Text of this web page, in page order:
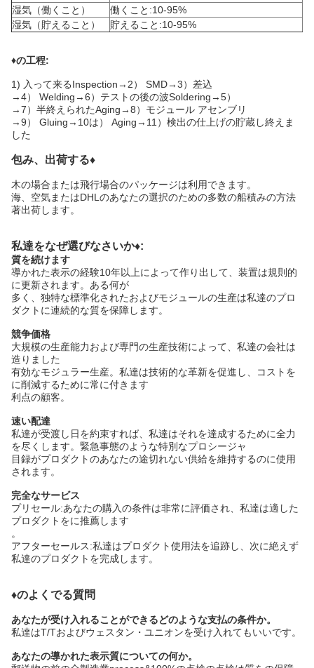
湿気（働くこと）
働くこと:10-95%
湿気（貯えること）
貯えること:10-95%
♦の工程:
1) 入って来るInspection→2） SMD→3）差込
→4） Welding→6）テストの後の波Soldering→5）
→7）半終えられたAging→8）モジュール アセンブリ
→9） Gluing→10は） Aging→11）検出の仕上げの貯蔵し終えま
した
包み、出荷する♦
木の場合または飛行場合のパッケージは利用できます。
海、空気またはDHLのあなたの選択のための多数の船積みの方法
著出荷します。
私達をなぜ選びなさいか♦:
質を続けます
導かれた表示の経験10年以上によって作り出して、装置は規則的
に更新されます。ある何が
多く、独特な標準化されたおよびモジュールの生産は私達のプロ
ダクトに連続的な質を保障します。
競争価格
大規模の生産能力および専門の生産技術によって、私達の会社は
造りました
有効なモジュラー生産。私達は技術的な革新を促進し、コストを
に削減するために常に付きます
利点の顧客。
速い配達
私達が受渡し日を約束すれば、私達はそれを達成するために全力
を尽くします。緊急事態のような特別なプロシージャ
目録がプロダクトのあなたの途切れない供給を維持するのに使用
されます。
完全なサービス
プリセール:あなたの購入の条件は非常に評価され、私達は適した
プロダクトをに推薦します
。
アフターセールス:私達はプロダクト使用法を追跡し、次に絶えず
私達のプロダクトを完成します。
♦のよくでる質問
あなたが受け入れることができるどのような支払の条件か。
私達はT/Tおよびウェスタン・ユニオンを受け入れてもいいです。
あなたの導かれた表示質についての何か。